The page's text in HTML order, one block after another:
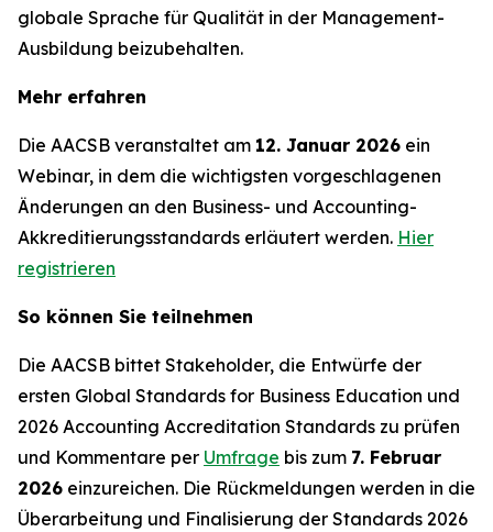
globale Sprache für Qualität in der Management-
Ausbildung beizubehalten.
Mehr erfahren
Die AACSB veranstaltet am 12. Januar 2026 ein
Webinar, in dem die wichtigsten vorgeschlagenen
Änderungen an den Business- und Accounting-
Akkreditierungsstandards erläutert werden. Hier
registrieren
So können Sie teilnehmen
Die AACSB bittet Stakeholder, die Entwürfe der
ersten Global Standards for Business Education und
2026 Accounting Accreditation Standards zu prüfen
und Kommentare per Umfrage bis zum 7. Februar
2026 einzureichen. Die Rückmeldungen werden in die
Überarbeitung und Finalisierung der Standards 2026